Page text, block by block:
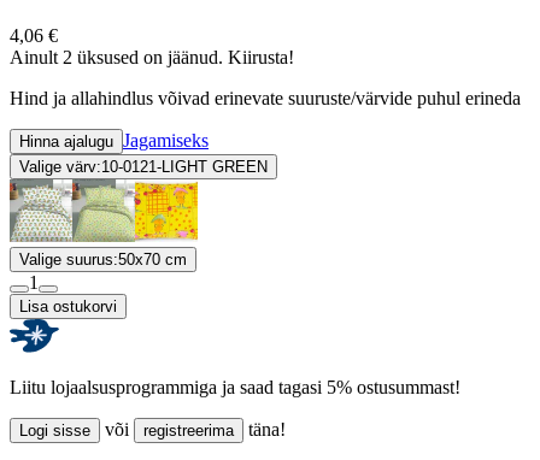
4,06 €
Ainult 2 üksused on jäänud. Kiirusta!
Hind ja allahindlus võivad erinevate suuruste/värvide puhul erineda
Hinna ajalugu Jagamiseks
Valige värv:10-0121-LIGHT GREEN
Valige suurus:50x70 cm
1
Lisa ostukorvi
Liitu lojaalsusprogrammiga ja saad tagasi 5% ostusummast!
Logi sisse või registreerima täna!